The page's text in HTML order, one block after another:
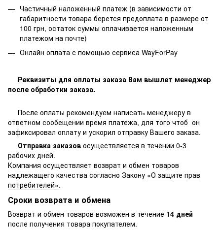
Частичный наложенный платеж (в зависимости от
габаритности товара берется предоплата в размере от
100 грн, остаток суммы оплачивается наложенным
платежом на почте)
Онлайн оплата с помощью сервиса WayForPay
Реквизиты для оплаты заказа Вам вышлет менеджер
после обработки заказа.
После оплаты рекомендуем написать менеджеру в
ответном сообещении время платежа, для того чтоб он
зафиксировал оплату и ускорил отправку Вашего заказа.
Отправка заказов осуществляется в течении 0-3
рабочих дней.
Компания осуществляет возврат и обмен товаров
надлежащего качества согласно Закону «О защите прав
потребителей».
Сроки возврата и обмена
Возврат и обмен товаров возможен в течение 14 дней
после получения товара покупателем.